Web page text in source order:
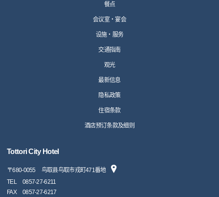
餐点
会议室・宴会
设施・服务
交通指南
观光
最新信息
隐私政策
住宿条款
酒店预订条款及细则
Tottori City Hotel
〒680-0055
鸟取县鸟取市戎町471番地
TEL
0857-27-6211
FAX
0857-27-6217